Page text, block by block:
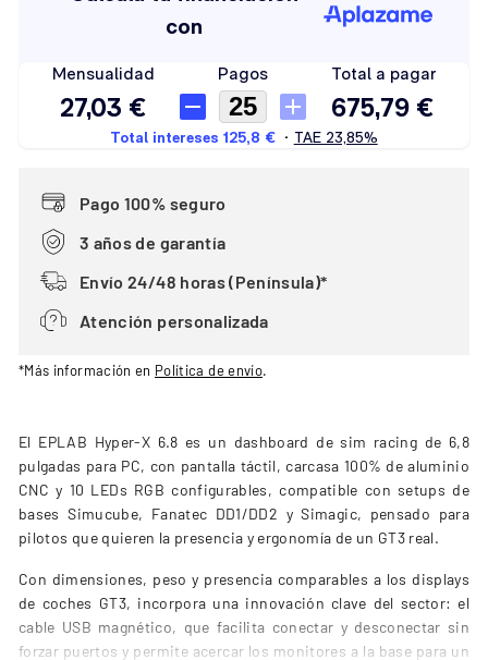
Pago 100% seguro
3 años de garantía
Envío 24/48 horas (Península)*
Atención personalizada
*Más información en Política de envío.
El EPLAB Hyper-X 6.8 es un dashboard de sim racing de 6,8
pulgadas para PC, con pantalla táctil, carcasa 100% de aluminio
CNC y 10 LEDs RGB configurables, compatible con setups de
bases Simucube, Fanatec DD1/DD2 y Simagic, pensado para
pilotos que quieren la presencia y ergonomía de un GT3 real.
Con dimensiones, peso y presencia comparables a los displays
de coches GT3, incorpora una innovación clave del sector: el
cable USB magnético, que facilita conectar y desconectar sin
forzar puertos y permite acercar los monitores a la base para un